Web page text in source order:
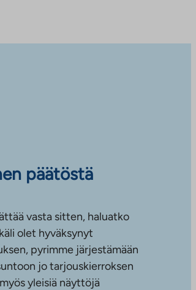
päätöstä
vasta sitten, haluatko
olet hyväksynyt
pyrimme järjestämään
jo tarjouskierroksen
yleisiä näyttöjä